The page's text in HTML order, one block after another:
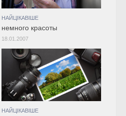
НАЙЦІКАВІШЕ
немного красоты
18.01.2007
НАЙЦІКАВІШЕ